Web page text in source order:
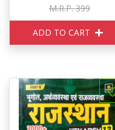
M.R.P. 399
ADD TO CART